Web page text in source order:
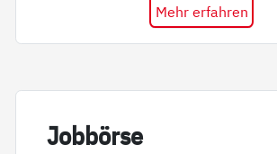
Mehr erfahren
Job­bör­se